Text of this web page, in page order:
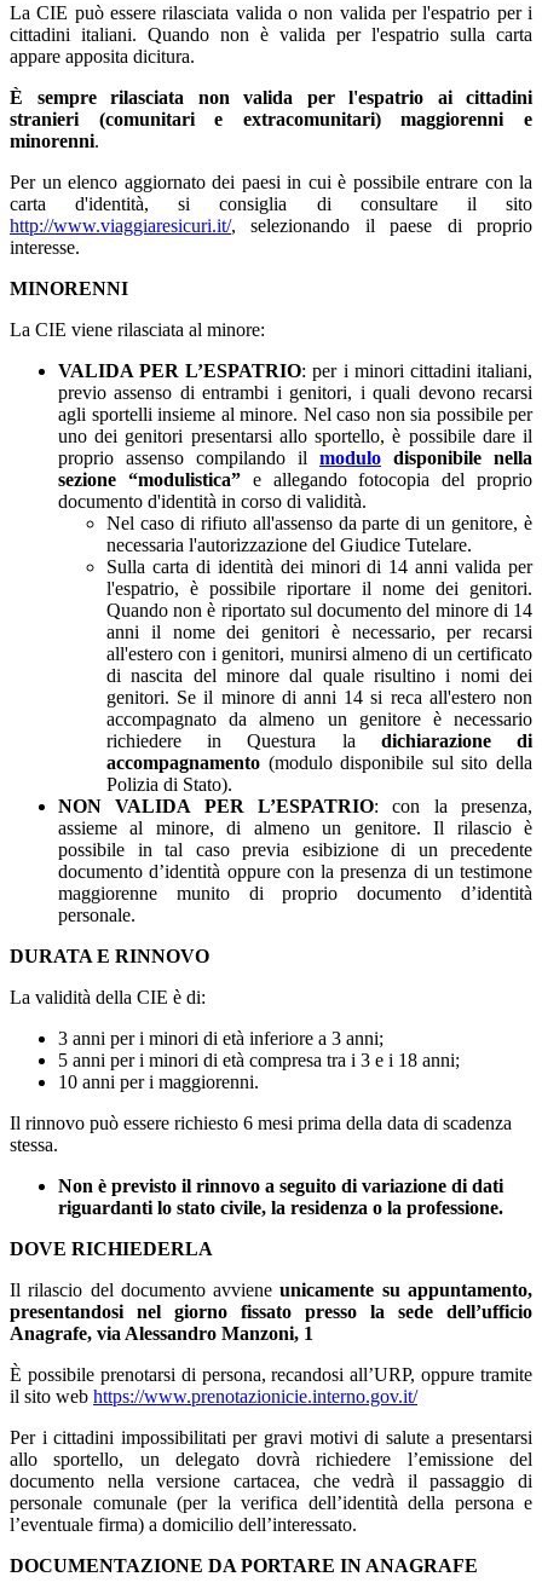
La CIE può essere rilasciata valida o non valida per l'espatrio per i
cittadini italiani. Quando non è valida per l'espatrio sulla carta
appare apposita dicitura.
È sempre rilasciata non valida per l'espatrio ai cittadini
stranieri (comunitari e extracomunitari) maggiorenni e
minorenni.
Per un elenco aggiornato dei paesi in cui è possibile entrare con la
carta d'identità, si consiglia di consultare il sito
http://www.viaggiaresicuri.it/, selezionando il paese di proprio
interesse.
MINORENNI
La CIE viene rilasciata al minore:
VALIDA PER L’ESPATRIO: per i minori cittadini italiani,
previo assenso di entrambi i genitori, i quali devono recarsi
agli sportelli insieme al minore. Nel caso non sia possibile per
uno dei genitori presentarsi allo sportello, è possibile dare il
proprio assenso compilando il
modulo disponibile nella
sezione “modulistica”e allegando fotocopia del proprio
documento d'identità in corso di validità.
Nel caso di rifiuto all'assenso da parte di un genitore, è
necessaria l'autorizzazione del Giudice Tutelare.
Sulla carta di identità dei minori di 14 anni valida per
l'espatrio, è possibile riportare il nome dei genitori.
Quando non è riportato sul documento del minore di 14
anni il nome dei genitori è necessario, per recarsi
all'estero con i genitori, munirsi almeno di un certificato
di nascita del minore dal quale risultino i nomi dei
genitori. Se il minore di anni 14 si reca all'estero non
accompagnato da almeno un genitore è necessario
richiedere in Questura la dichiarazione di
accompagnamento (modulo disponibile sul sito della
Polizia di Stato).
NON VALIDA PER L’ESPATRIO: con la presenza,
assieme al minore, di almeno un genitore. Il rilascio è
possibile in tal caso previa esibizione di un precedente
documento d’identità oppure con la presenza di un testimone
maggiorenne munito di proprio documento d’identità
personale.
DURATA E RINNOVO
La validità della CIE è di:
3 anni per i minori di età inferiore a 3 anni;
5 anni per i minori di età compresa tra i 3 e i 18 anni;
10 anni per i maggiorenni.
Il rinnovo può essere richiesto 6 mesi prima della data di scadenza
stessa.
Non è previsto il rinnovo a seguito di variazione di dati
riguardanti lo stato civile, la residenza o la professione.
DOVE RICHIEDERLA
Il rilascio del documento avvieneunicamente su appuntamento,
presentandosi nel giorno fissato presso la sede dell’ufficio
Anagrafe, via Alessandro Manzoni, 1
È possibile prenotarsi di persona, recandosi all’URP, oppure tramite
il sito web https://www.prenotazionicie.interno.gov.it/
Per i cittadini impossibilitati per gravi motivi di salute a presentarsi
allo sportello, un delegato dovrà richiedere l’emissione del
documento nella versione cartacea, che vedrà il passaggio di
personale comunale (per la verifica dell’identità della persona e
l’eventuale firma) a domicilio dell’interessato.
DOCUMENTAZIONE DA PORTARE IN ANAGRAFE